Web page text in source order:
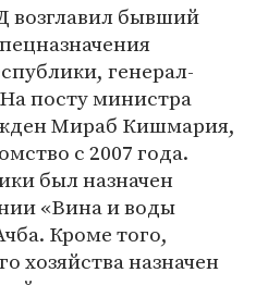
возглавил бывший
генерал-
посту министра
Мираб Кишмария,
с 2007 года.
был назначен
«Вина и воды
Кроме того,
хозяйства назначен